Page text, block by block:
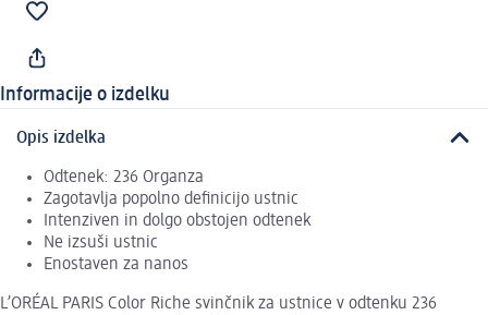
Informacije o izdelku
Opis izdelka
Odtenek: 236 Organza
Zagotavlja popolno definicijo ustnic
Intenziven in dolgo obstojen odtenek
Ne izsuši ustnic
Enostaven za nanos
L’ORÉAL PARIS Color Riche svinčnik za ustnice v odtenku 236